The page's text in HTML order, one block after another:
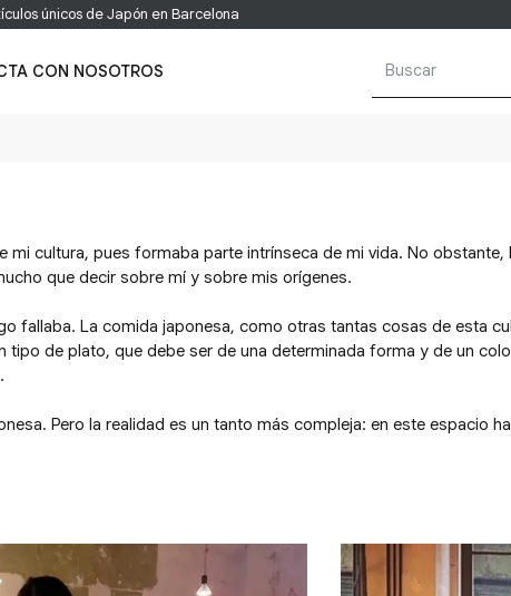
únicos de Japón en Barcelona
CON NOSOTROS
cultura, pues formaba parte intrínseca de mi vida. No obstante,
que decir sobre mí y sobre mis orígenes.
fallaba. La comida japonesa, como otras tantas cosas de esta
de plato, que debe ser de una determinada forma y de un
Pero la realidad es un tanto más compleja: en este espacio